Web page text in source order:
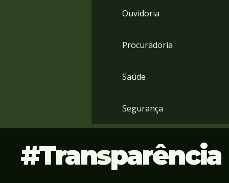
Ouvidoria
Procuradoria
Saúde
Segurança
Transparência